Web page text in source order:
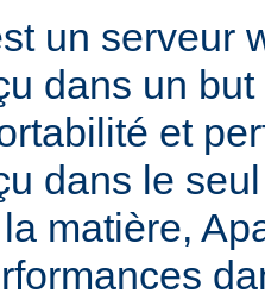
un serveur
dans un
et
dans le
matière,